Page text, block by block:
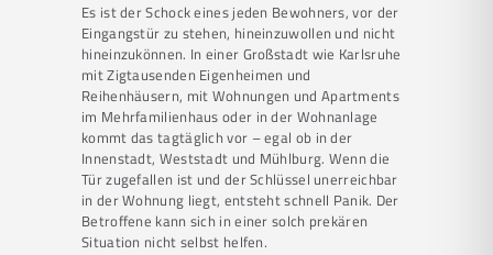
Es ist der Schock eines jeden Bewohners, vor der
Eingangstür zu stehen, hineinzuwollen und nicht
hineinzukönnen. In einer Großstadt wie Karlsruhe
mit Zigtausenden Eigenheimen und
Reihenhäusern, mit Wohnungen und Apartments
im Mehrfamilienhaus oder in der Wohnanlage
kommt das tagtäglich vor – egal ob in der
Innenstadt, Weststadt und Mühlburg. Wenn die
Tür zugefallen ist und der Schlüssel unerreichbar
in der Wohnung liegt, entsteht schnell Panik. Der
Betroffene kann sich in einer solch prekären
Situation nicht selbst helfen.